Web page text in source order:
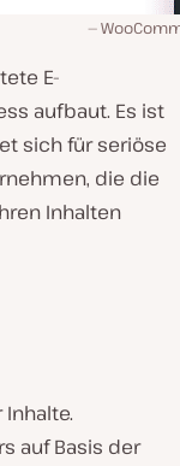
E-
aufbaut. Es ist
sich für seriöse
die die
Inhalten
auf Basis der